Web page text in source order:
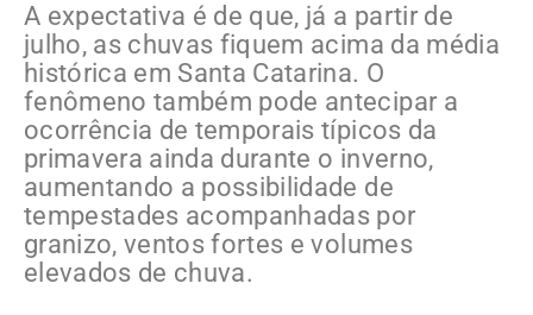
A expectativa é de que, já a partir de
julho, as chuvas fiquem acima da média
histórica em Santa Catarina. O
fenômeno também pode antecipar a
ocorrência de temporais típicos da
primavera ainda durante o inverno,
aumentando a possibilidade de
tempestades acompanhadas por
granizo, ventos fortes e volumes
elevados de chuva.